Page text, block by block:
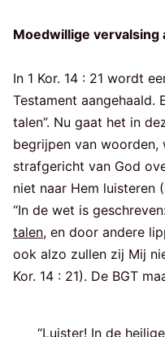
Moedwillige vervalsing
In 1 Kor. 14 : 21 wordt
Testament aangehaald.
talen”. Nu gaat het in
begrijpen van
strafgericht van God
niet naar Hem luisteren
“In de wet is
talen, en door andere
ook alzo zullen zij Mij
Kor. 14 : 21). De BGT
“Luister! In de